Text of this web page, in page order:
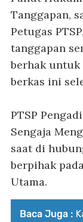
Tanggapan,
Petugas
tanggapan
berhak untuk
berkas ini
PTSP
Sengaja
saat di
berpihak
Utama.
Baca Juga :